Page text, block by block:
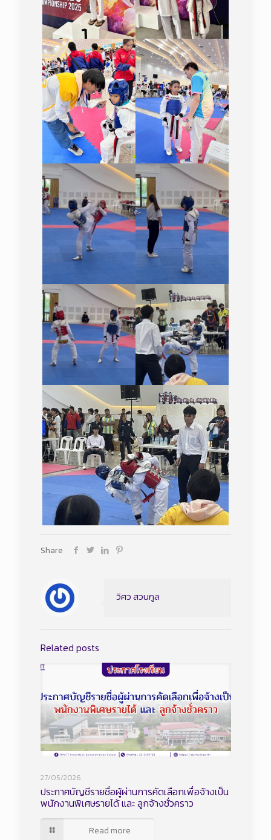
Share
วิศว สวนกูล
Related posts
27/05/2026
ประกาศบัญชีรายชื่อผู้ผ่านการคัดเลือกเพื่อจ้างเป็น
พนักงานพิเศษรายได้ และ ลูกจ้างชั่วคราว
Read more